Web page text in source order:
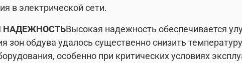
в электрической сети.
НАДЕЖНОСТЬВысокая надежность обеспечивается
зон обдува удалось существенно снизить
особенно при критических условиях